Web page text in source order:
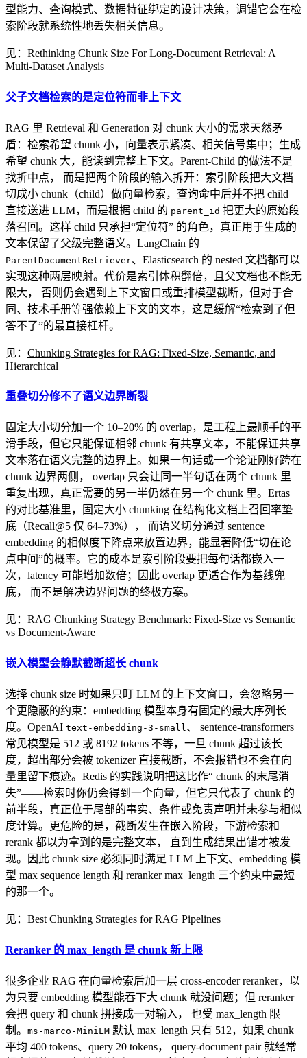
型能力、查询模式、数据特征绑定的设计决策，调错它会在检
索阶段就系统性地丢失相关信息。
见： Rethinking Chunk Size For Long-Document Retrieval: A
Multi-Dataset Analysis
父子文档检索的是定位符而非上下文
RAG 里 Retrieval 和 Generation 对 chunk 大小的需求天然矛
盾：检索希望 chunk 小，向量表示紧凑、相关信号集中；生成
希望 chunk 大，能读到完整上下文。Parent-Child 的做法不是
找折中点， 而是把两个阶段的输入拆开：索引阶段把大文档
切成小 chunk（child）做向量检索，查询命中后并不把 child
直接送进 LLM，而是根据 child 的 parent_id 把更大的原始段
落召回。这样 child 只承担“定位符” 的角色，真正用于生成的
文本保留了父级完整语义。LangChain 的
ParentDocumentRetriever、Elasticsearch 的 nested 文档都可以
实现这种两层映射。代价是索引体积翻倍，且父文档也不能无
限大， 否则仍会遇到上下文窗口或重排模型截断，但对于合
同、技术手册等强依赖上下文的文本，这是缓解“检索到了但
答不了”的最直接杠杆。
见： Chunking Strategies for RAG: Fixed-Size, Semantic, and
Hierarchical
重叠切分修不了语义边界断裂
固定大小切分加一个 10–20% 的 overlap，是工程上最顺手的平
滑手段，但它只能保证相邻 chunk 有共享文本，不能保证共享
文本落在语义完整的边界上。如果一句话或一个论证刚好跨在
chunk 边界两侧， overlap 只会让同一半句话在两个 chunk 里
重复出现，真正需要的另一半仍然在另一个 chunk 里。Ertas
的对比基准里，固定大小 chunking 在结构化文档上召回率垫
底（Recall@5 仅 64–73%）， 而语义切分通过 sentence
embedding 的相似度下降点来放置边界，能显著降低“切在论
点中间”的概率。它的成本是索引阶段要把每句话都嵌入一
次，latency 可能增加数倍；因此 overlap 更适合作为基线兜
底， 而不是解决边界问题的终极方案。
见： RAG Chunking Strategy Benchmark: Fixed-Size vs Semantic
vs Document-Aware
嵌入模型会静默截断超长 chunk
选择 chunk size 时如果只盯 LLM 的上下文窗口，会忽略另一
个更隐蔽的约束：embedding 模型本身有固定的最大序列长
度。OpenAI text-embedding-3-small 、 sentence-transformers
常见模型是 512 或 8192 tokens 不等，一旦 chunk 超过该长
度，超出部分会被 tokenizer 直接截断，不会报错也不会在向
量里留下痕迹。Redis 的实践说明把这比作“ chunk 的末尾消
失”——检索时你仍会得到一个向量，但它只代表了 chunk 的
前半段，真正位于尾部的事实、条件或免责声明并未参与相似
度计算。更危险的是，截断发生在嵌入阶段，下游检索和
rerank 都以为拿到的是完整文本， 直到生成结果出错才被发
现。因此 chunk size 必须同时满足 LLM 上下文、embedding 模
型 max sequence length 和 reranker max_length 三个约束中最短
的那一个。
见： Best Chunking Strategies for RAG Pipelines
Reranker 的 max_length 是 chunk 新上限
很多企业 RAG 在向量检索后加一层 cross-encoder reranker，以
为只要 embedding 模型能吞下大 chunk 就没问题；但 reranker
会把 query 和 chunk 拼接成一对输入， 也受 max_length 限
制。 ms-marco-MiniLM 默认 max_length 只有 512，如果 chunk
平均 400 tokens、query 20 tokens， query-document pair 就经常